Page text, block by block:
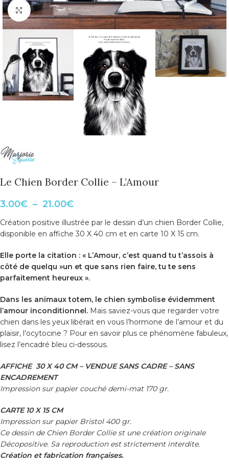
Cliquer pour agrandir
Le Chien Border Collie – L’Amour
3.00€ – 21.00€
Création positive illustrée par le dessin d’un chien Border Collie,
disponible en affiche 30 X 40 cm et en carte 10 X 15 cm.
Elle porte la citation : « L’Amour, c’est quand tu t’assois à
côté de quelqu »un et que sans rien faire, tu te sens
parfaitement heureux ».
Dans les animaux totem, le chien symbolise évidemment
l’amour inconditionnel. Mais saviez-vous que regarder votre
chien dans les yeux libérait en vous l’hormone de l’amour et du
plaisir, l’ocytocine ? Pour en savoir plus ce phénomène fabuleux,
lisez l’encadré bleu ci-dessous.
AFFICHE 30 X 40 CM – VENDUE SANS CADRE – SANS
ENCADREMENT
Impression sur papier couché demi-mat 170 gr.
CARTE 10 X 15 CM
Impression sur papier Bristol 400 gr.
Ce dessin de Chien Border Collie st une création originale
Décopositive. Sa reproduction est strictement interdite.
Création et fabrication françaises.